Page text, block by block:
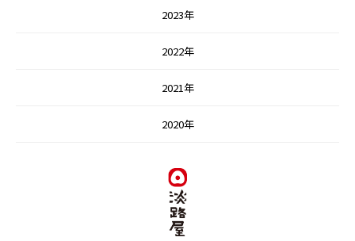
2023年
2022年
2021年
2020年